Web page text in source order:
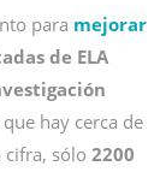
para mejorar
de ELA
hay cerca de
cifra, sólo 2200